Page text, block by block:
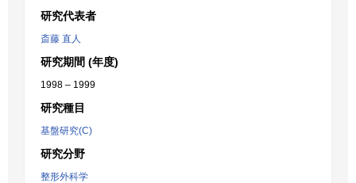
研究代表者
斎藤 直人
研究期間 (年度)
1998 – 1999
研究種目
基盤研究(C)
研究分野
整形外科学